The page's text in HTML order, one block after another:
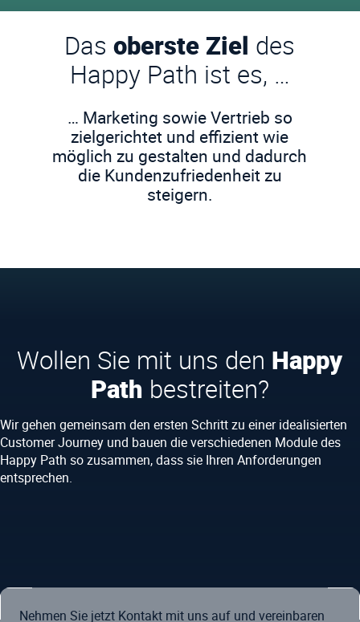
Dasoberste Ziel des
Happy Path ist es, …
… Marketing sowie Vertrieb so
zielgerichtet und effizient wie
möglich zu gestalten und dadurch
die Kundenzufriedenheit zu
steigern.
Wollen Sie mit uns den Happy
Path bestreiten?
Wir gehen gemeinsam den ersten Schritt zu einer idealisierten
Customer Journey und bauen die verschiedenen Module des
Happy Path so zusammen, dass sie Ihren Anforderungen
entsprechen.
Nehmen Sie jetzt Kontakt mit uns auf und vereinbaren